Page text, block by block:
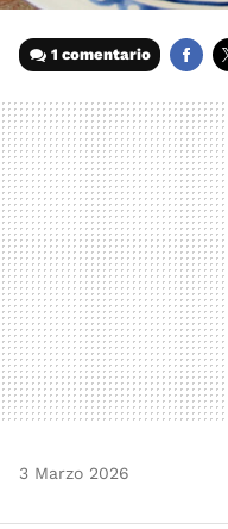
1 comentario
3 Marzo 2026